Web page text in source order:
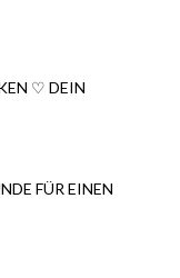
♡ DEIN
FÜR EINEN